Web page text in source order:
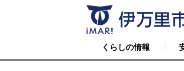
くらしの情報